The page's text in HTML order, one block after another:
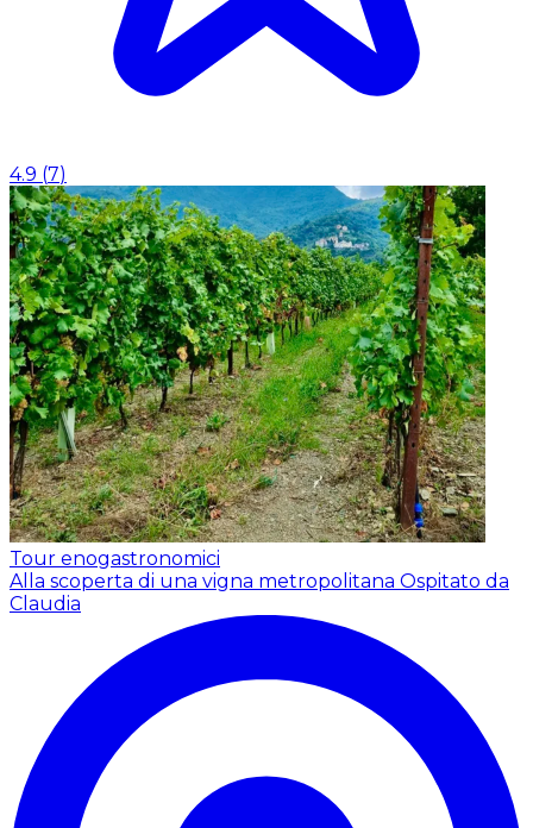
4.9 (7)
Tour enogastronomici
Alla scoperta di una vigna metropolitana Ospitato da
Claudia